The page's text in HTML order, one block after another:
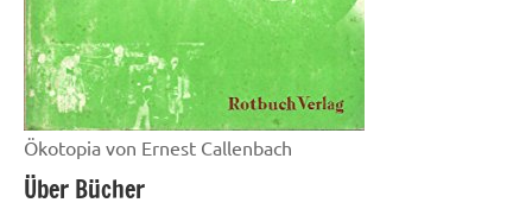
Ökotopia von Ernest Callenbach
Über Bücher